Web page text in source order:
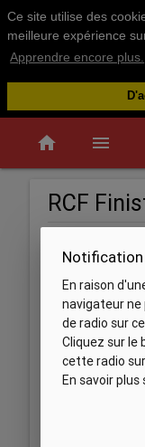
Ce site utilise des
meilleure expérience
Apprendre encore plus.
home menu
RCF
Notification
En raison
navigateur
de radio sur
Cliquez sur le
cette radio
En savoir